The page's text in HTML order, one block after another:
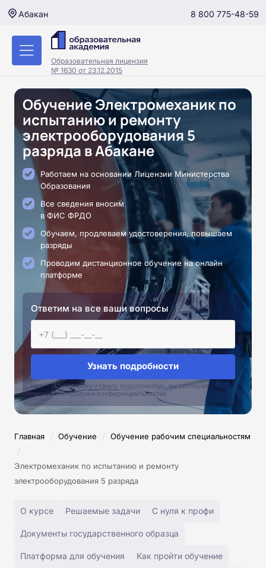
Абакан 8 800 775-48-59
Образовательная лицензия
№ 1630 от 23.12.2015
Обучение Электромеханик по
испытанию и ремонту
электрооборудования 5
разряда в Абакане
Работаем на основании Лицензии Министерства
Образования
Все сведения вносим
в ФИС ФРДО
Обучаем, продлеваем удостоверения, повышаем
разряды
Проводим дистанционное обучение на онлайн
платформе
Ответим на все ваши вопросы
Узнать подробности
Нажимая на кнопку «Узнать подробности», вы соглашаетесь с
условиями политики конфиденциальностии
Главная / Обучение / Обучение рабочим специальностям
/
Электромеханик по испытанию и ремонту
электрооборудования 5 разряда
О курсе Решаемые задачи С нуля к профи
Документы государственного образца
Платформа для обучения Как пройти обучение